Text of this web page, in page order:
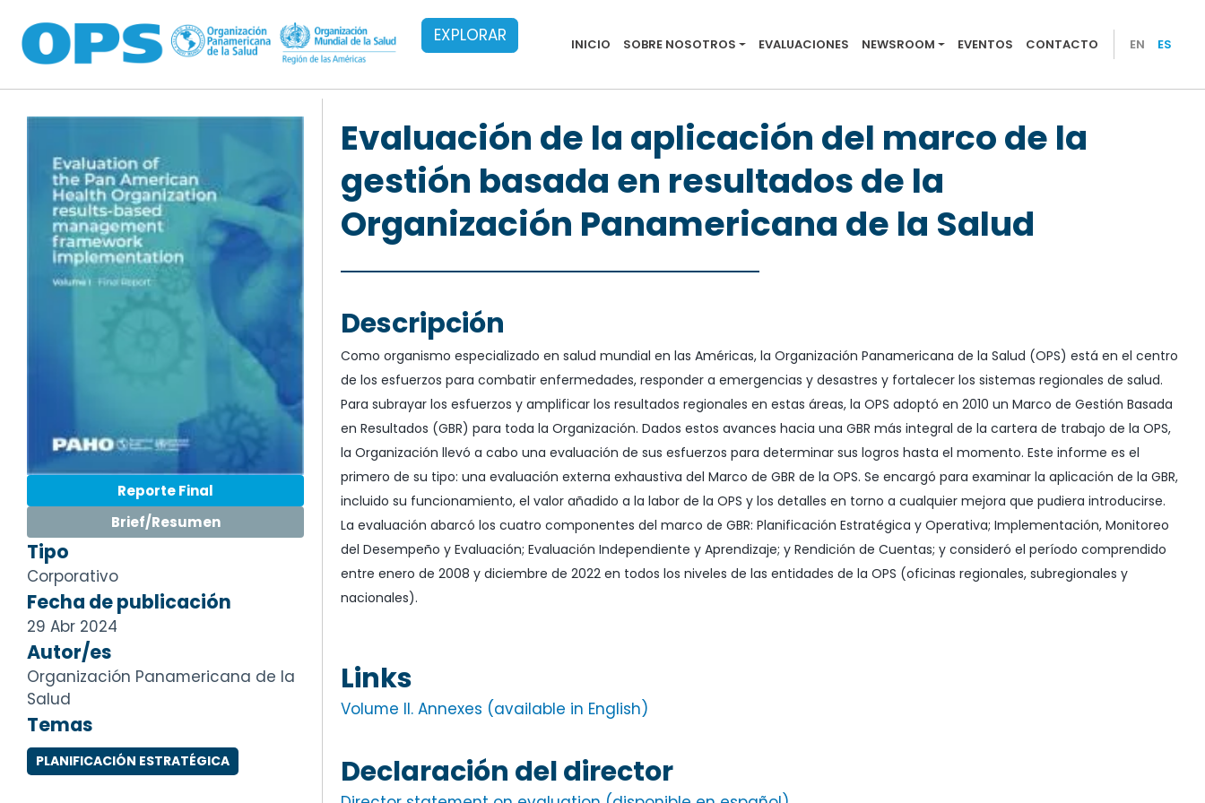
EXPLORAR
Main menu evaluations
INICIO SOBRE NOSOTROS EVALUACIONES NEWSROOM EVENTOS CONTACTO EN ES
Reporte Final
Brief/Resumen
Tipo
Corporativo
Fecha de publicación
29 Abr 2024
Autor/es
Organización Panamericana de la
Salud
Temas
PLANIFICACIÓN ESTRATÉGICA
Evaluación de la aplicación del marco de la
gestión basada en resultados de la
Organización Panamericana de la Salud
Descripción
Como organismo especializado en salud mundial en las Américas, la Organización Panamericana de la Salud (OPS) está en el centro
de los esfuerzos para combatir enfermedades, responder a emergencias y desastres y fortalecer los sistemas regionales de salud.
Para subrayar los esfuerzos y amplificar los resultados regionales en estas áreas, la OPS adoptó en 2010 un Marco de Gestión Basada
en Resultados (GBR) para toda la Organización. Dados estos avances hacia una GBR más integral de la cartera de trabajo de la OPS,
la Organización llevó a cabo una evaluación de sus esfuerzos para determinar sus logros hasta el momento. Este informe es el
primero de su tipo: una evaluación externa exhaustiva del Marco de GBR de la OPS. Se encargó para examinar la aplicación de la GBR,
incluido su funcionamiento, el valor añadido a la labor de la OPS y los detalles en torno a cualquier mejora que pudiera introducirse.
La evaluación abarcó los cuatro componentes del marco de GBR: Planificación Estratégica y Operativa; Implementación, Monitoreo
del Desempeño y Evaluación; Evaluación Independiente y Aprendizaje; y Rendición de Cuentas; y consideró el período comprendido
entre enero de 2008 y diciembre de 2022 en todos los niveles de las entidades de la OPS (oficinas regionales, subregionales y
nacionales).
Links
Volume II. Annexes (available in English)
Declaración del director